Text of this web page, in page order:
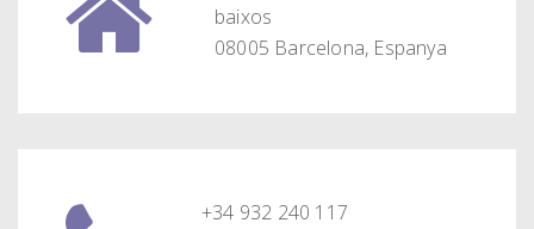
baixos
08005 Barcelona, Espanya
+34 932 240 117